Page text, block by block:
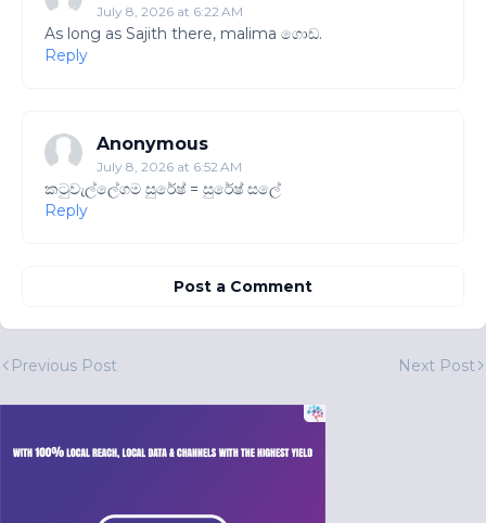
July 8, 2026 at 6:22 AM
As long as Sajith there, malima ගොඩ.
Reply
Anonymous
July 8, 2026 at 6:52 AM
කටුවැල්ලේගම සුරේෂ් = සුරේෂ් සලේ
Reply
Post a Comment
Previous Post Next Post